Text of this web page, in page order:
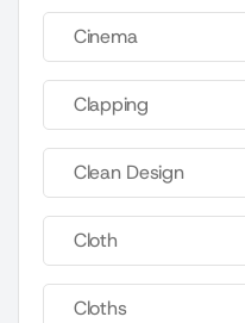
Cinema
Clapping
Clean Design
Cloth
Cloths